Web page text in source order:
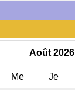
Août 2026
Me Je